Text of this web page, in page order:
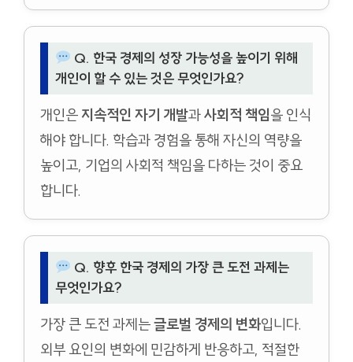
Q. 한국 경제의 성장 가능성을 높이기 위해
개인이 할 수 있는 것은 무엇인가요?
개인은 지속적인 자기 개발과사회적 책임을 인식
해야 합니다. 학습과 경험을 통해 자신의 역량을
높이고, 기업의 사회적 책임을 다하는 것이 중요
합니다.
Q. 향후 한국 경제의 가장 큰 도전 과제는
무엇인가요?
가장 큰 도전 과제는글로벌 경제의 변화입니다.
외부 요인의 변화에 민감하게 반응하고, 적절한